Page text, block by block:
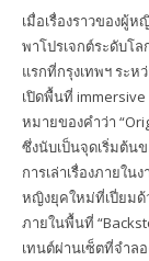
เมื่อเรื่องราวของผู้
พาโปรเจกต์ระดับโล
แรกที่กรุงเทพฯ ระห
เปิดพื้นที่
หมายของคำว่า
ซึ่งนับเป็นจุดเริ่มต้นขอ
การเล่าเรื่องภายใ
หญิงยุคใหม่ที่เปี่ยมด้
ภายในพื้นที่
เทนต์ผ่านเซ็ตที่จำล